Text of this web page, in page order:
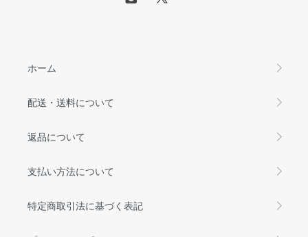
ホーム
配送・送料について
返品について
支払い方法について
特定商取引法に基づく表記